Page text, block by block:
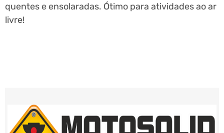
quentes e ensolaradas. Ótimo para atividades ao ar
livre!